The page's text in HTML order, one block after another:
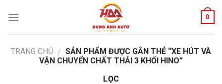
0
TRANG CHỦ / SẢN PHẨM ĐƯỢC GẮN THẺ “XE HÚT VÀ
VẬN CHUYỂN CHẤT THẢI 3 KHỐI HINO”
LỌC